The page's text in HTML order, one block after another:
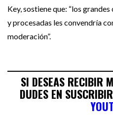
Key, sostiene que: “los
y procesadas les convendría
moderación”.
SI DESEAS RECIBIR
DUDES EN